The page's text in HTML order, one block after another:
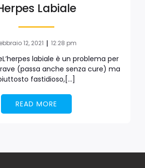
Labiale
12, 2021 | 12:28 pm
labiale è un problema per
(passa anche senza cure) ma
fastidioso,[…]
READ MORE